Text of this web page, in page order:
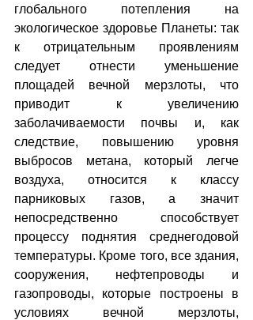
глобального потепления на
экологическое здоровье Планеты: так
к отрицательным проявлениям
следует отнести уменьшение
площадей вечной мерзлоты, что
приводит к увеличению
заболачиваемости почвы и, как
следствие, повышению уровня
выбросов метана, который легче
воздуха, относится к классу
парниковых газов, а значит
непосредственно способствует
процессу поднятия среднегодовой
температуры. Кроме того, все здания,
сооружения, нефтепроводы и
газопроводы, которые построены в
условиях вечной мерзлоты,